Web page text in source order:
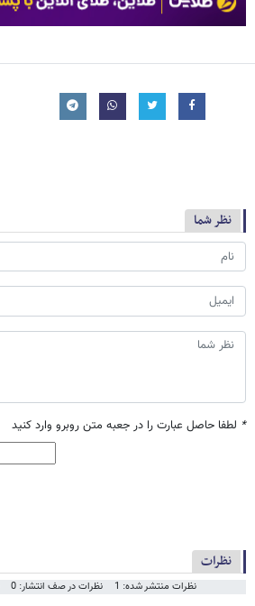
نظر شما
* لطفا حاصل عبارت را در جعبه متن روبرو وارد کنید
نظرات
نظرات منتشر شده: 1 نظرات در صف انتشار: 0